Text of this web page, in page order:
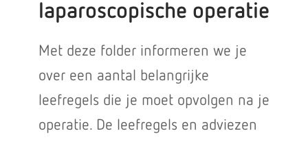
laparoscopische operatie
Met deze folder informeren we je
over een aantal belangrijke
leefregels die je moet opvolgen na je
operatie. De leefregels en adviezen